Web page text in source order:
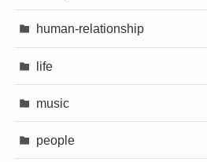
human-relationship
life
music
people